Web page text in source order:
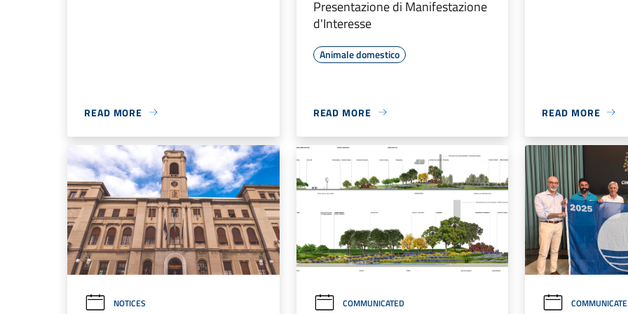
READ MORE
Presentazione di Manifestazione
d'Interesse
Animale domestico
READ MORE READ MORE
NOTICES COMMUNICATED